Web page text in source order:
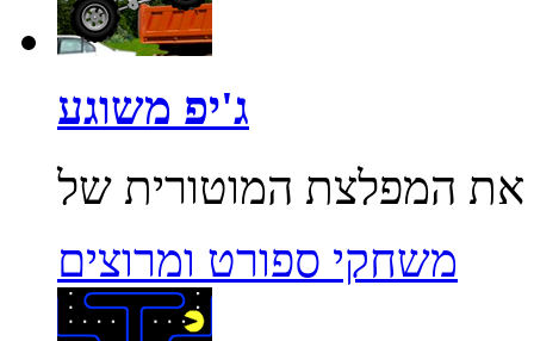
ג'יפ משוגע
משחקי ספורט ומרוצים